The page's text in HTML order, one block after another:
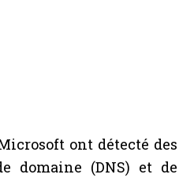
ont détecté des
domaine (DNS) et de